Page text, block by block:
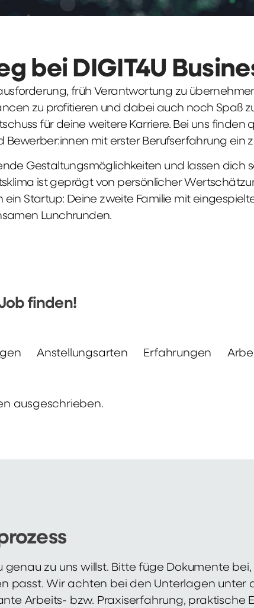
bei DIGIT4U
früh Verantwortung zu
zu profitieren und dabei auch noch Spaß
für deine weitere Karriere. Bei uns
Bewerber:innen mit erster Berufserfahrung ein
Gestaltungsmöglichkeiten und lassen
ist geprägt von persönlicher
Startup: Deine zweite Familie mit
Lunchrunden.
finden!
Anstellungsarten Erfahrungen
ausgeschrieben.
genau zu uns willst. Bitte füge Dokumente
passt. Wir achten bei den Unterlagen
Arbeits- bzw. Praxiserfahrung, praktische